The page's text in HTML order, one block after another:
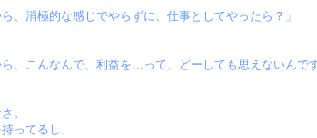
、消極的な感じでやらずに、仕事としてやったら？」
、こんなんで、利益を…って、どーしても思えないん
。
ってるし、